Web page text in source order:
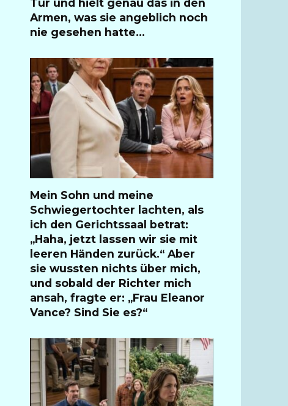
Armen, was sie angeblich noch
nie gesehen hatte…
Mein Sohn und meine
Schwiegertochter lachten, als
ich den Gerichtssaal betrat:
„Haha, jetzt lassen wir sie mit
leeren Händen zurück.“ Aber
sie wussten nichts über mich,
und sobald der Richter mich
ansah, fragte er: „Frau Eleanor
Vance? Sind Sie es?“